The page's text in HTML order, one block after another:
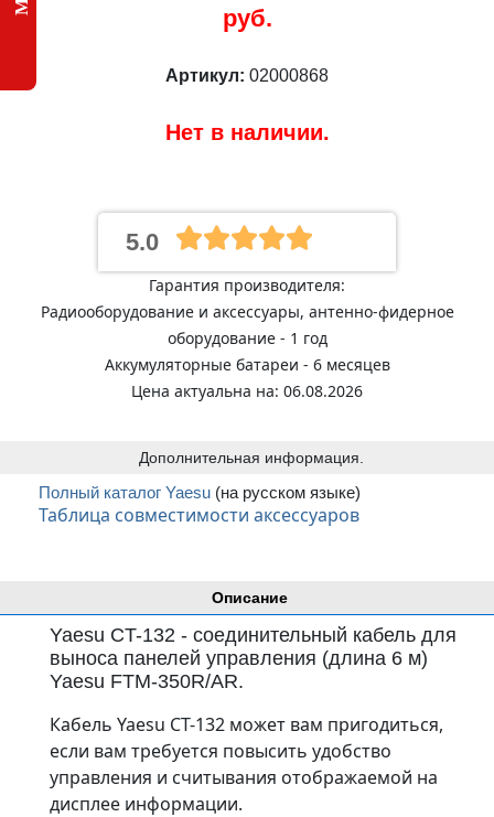
Описание
Yaesu CT-132 - соединительный кабель для
выноса панелей управления (длина 6 м)
Yaesu FTM-350R/AR.
Кабель Yaesu CT-132 может вам пригодиться,
если вам требуется повысить удобство
управления и считывания отображаемой на
дисплее информации.
руб.
Артикул: 02000868
Нет в наличии.
5.0
Гарантия производителя:
Радиооборудование и аксессуары, антенно-фидерное
оборудование - 1 год
Аккумуляторные батареи - 6 месяцев
Цена актуальна на: 06.08.2026
Дополнительная информация.
Полный каталог Yaesu (на русском языке)
Таблица совместимости аксессуаров